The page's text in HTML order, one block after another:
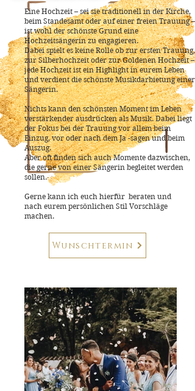
Eine Hochzeit – sei sie traditionell in der Kirche,
beim Standesamt oder auf einer freien Trauung –
ist wohl der schönste Grund eine
Hochzeitsängerin zu engagieren.
Dabei spielt es keine Rolle ob zur ersten Trauung,
zur Silberhochzeit oder zur Goldenen Hochzeit –
jede Hochzeit ist ein Highlight in eurem Leben
und verdient die schönste Musikdarbietung einer
Sängerin.
Nichts kann den schönsten Moment im Leben
verstärkender ausdrücken als Musik. Dabei liegt
der Fokus bei der Trauung vor allem beim
Einzug, vor oder nach dem Ja -sagen und beim
Auszug.
Aber oft finden sich auch Momente dazwischen,
die gerne von einer Sängerin begleitet werden
sollen.
Gerne kann ich euch hierfür beraten und
nach eurem persönlichen Stil Vorschläge
machen.
Wunschtermin